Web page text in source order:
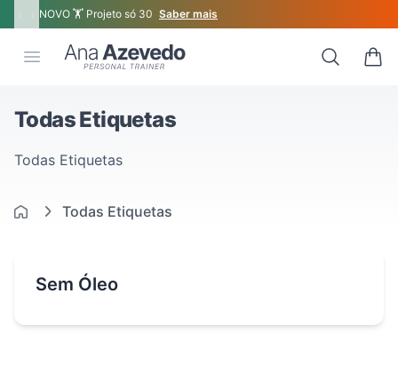
NOVO 🏋 Projeto só 30 Saber mais
Open menu
Ana Azevedo Search
0
Todas Etiquetas
Todas Etiquetas
Todas Etiquetas
Sem Óleo